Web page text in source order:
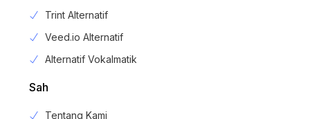
Trint Alternatif
Veed.io Alternatif
Alternatif Vokalmatik
Sah
Tentang Kami